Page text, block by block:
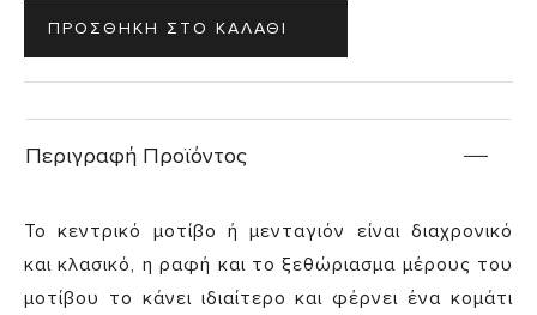
Περιγραφή Προϊόντος
Το κεντρικό μοτίβο ή μενταγιόν είναι διαχρονικό
και κλασικό, η ραφή και το ξεθώριασμα μέρους του
μοτίβου το κάνει ιδιαίτερο και φέρνει ένα κομάτι